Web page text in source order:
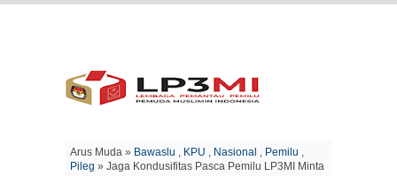
Arus Muda » Bawaslu , KPU , Nasional , Pemilu ,
Pileg » Jaga Kondusifitas Pasca Pemilu LP3MI Minta